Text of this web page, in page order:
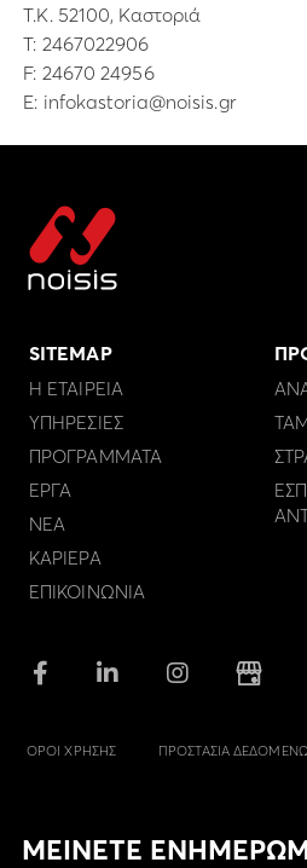
Τ.Κ. 52100, Καστοριά
Τ: 2467022906
F: 24670 24956
E: infokastoria@noisis.gr
SITEMAP
Η ΕΤΑΙΡΕΙΑ
ΥΠΗΡΕΣΙΕΣ
ΠΡΟΓΡΑΜΜΑΤΑ
ΕΡΓΑ
ΝΕΑ
ΚΑΡΙΕΡΑ
ΕΠΙΚΟΙΝΩΝΙΑ
ΟΡΟΙ ΧΡΗΣΗΣ ΠΡΟΣΤΑΣΙΑ
ΜΕΙΝΕΤΕ